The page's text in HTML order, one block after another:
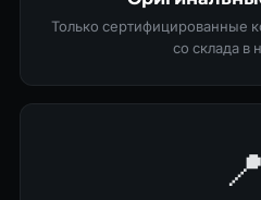
Только сертифицированные
со склада в
📍